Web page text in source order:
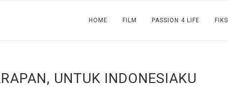
HOME FILM PASSION 4 LIFE FIKSI
UNTUK INDONESIAKU